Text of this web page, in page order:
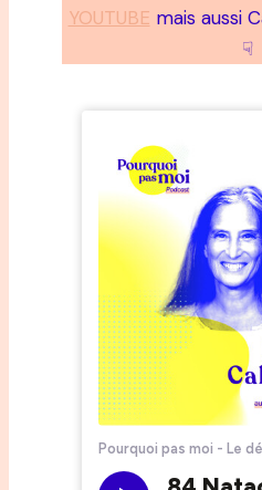
YOUTUBE mais aussi
☟